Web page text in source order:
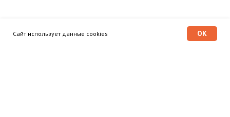
Сайт использует данные cookies OK